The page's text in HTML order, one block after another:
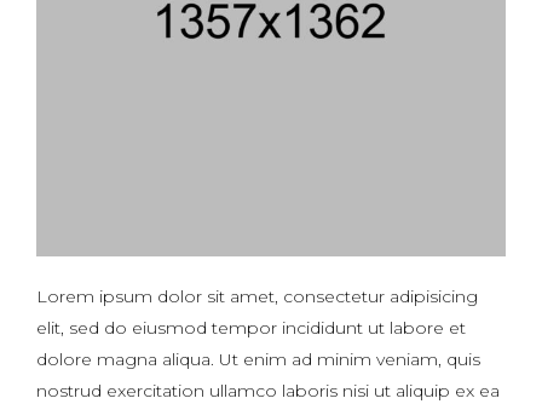
Lorem ipsum dolor sit amet, consectetur adipisicing
elit, sed do eiusmod tempor incididunt ut labore et
dolore magna aliqua. Ut enim ad minim veniam, quis
nostrud exercitation ullamco laboris nisi ut aliquip ex ea